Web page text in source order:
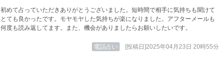
初めて占っていただきありがとうございました。短時間で相手に気持ちも聞けて
とても良かったです。モヤモヤした気持ちが楽になりました。アフターメールも
何度も読み返してます。また、機会がありましたらお願いしたいです。
電話占い [投稿日]2025年04月23日 20時55分